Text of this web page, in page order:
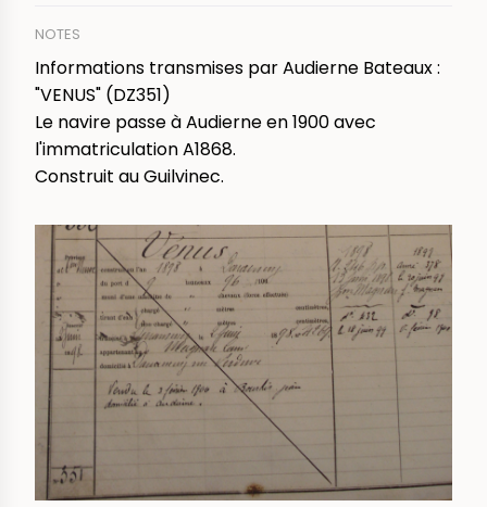
NOTES
Informations transmises par Audierne Bateaux :
"VENUS" (DZ351)
Le navire passe à Audierne en 1900 avec
l'immatriculation A1868.
Construit au Guilvinec.
IMAGE